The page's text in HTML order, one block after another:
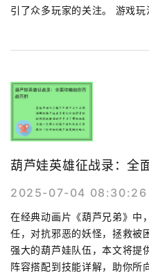
引了众多玩家的关注。 游戏玩
葫芦娃英雄征战录：全
2025-07-04 08:30:26
在经典动画片《葫芦兄弟》中
任，对抗邪恶的妖怪，拯救被
强大的葫芦娃队伍，本文将提
阵容搭配到技能详解，助你所